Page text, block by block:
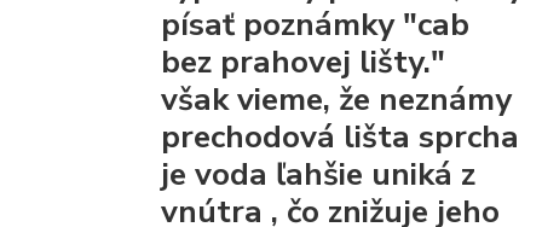
písať poznámky "cab
bez prahovej lišty."
však vieme, že neznámy
prechodová lištasprcha
je voda ľahšie uniká z
vnútra , čo znižuje jeho